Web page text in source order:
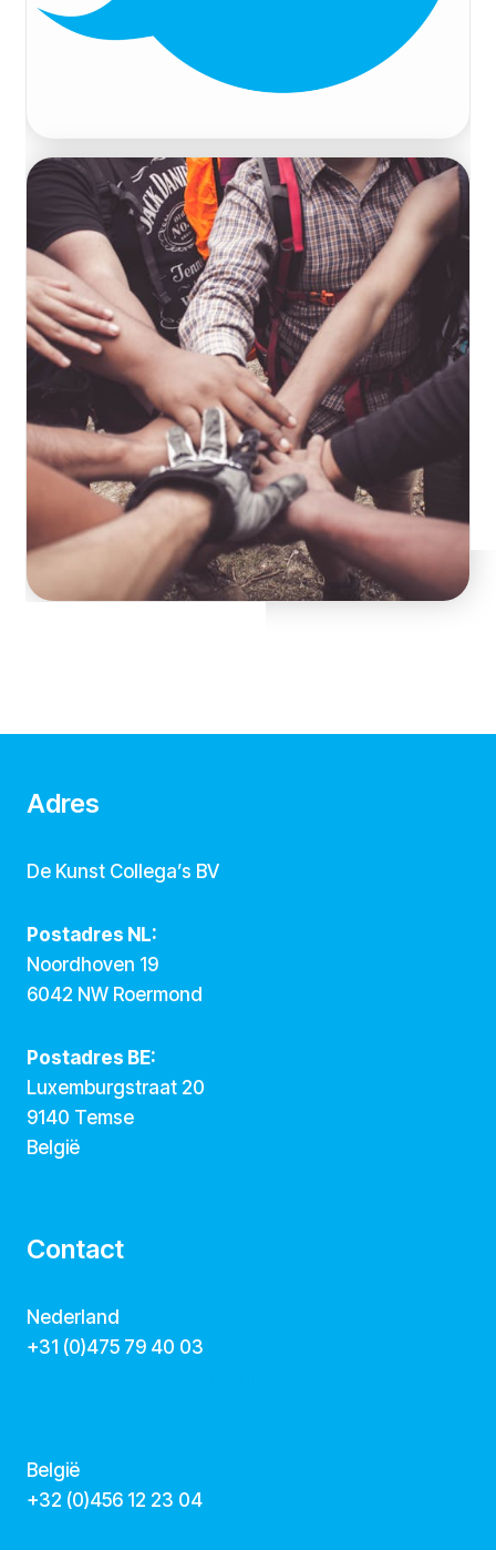
Adres
De Kunst Collega’s BV
Postadres NL:
Noordhoven 19
6042 NW Roermond
Postadres BE:
Luxemburgstraat 20
9140 Temse
België
Contact
Nederland
+31 (0)475 79 40 03
België
‭+32 (0)456 12 23 04‬